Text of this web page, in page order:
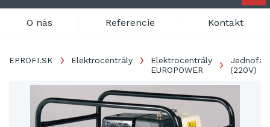
O nás Referencie Kontakt
EPROFI.SK Elektrocentrály
Elektrocentrály
EUROPOWER
(220V)